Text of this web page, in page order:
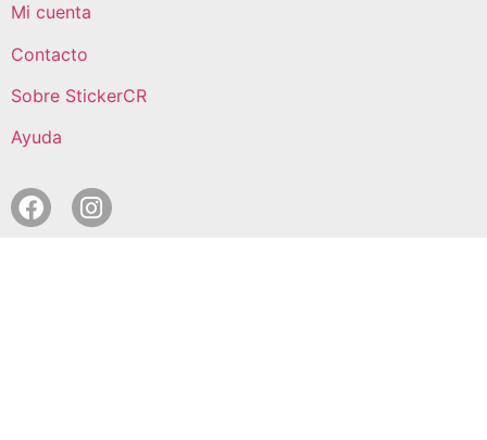
Mi cuenta
Contacto
Sobre StickerCR
Ayuda